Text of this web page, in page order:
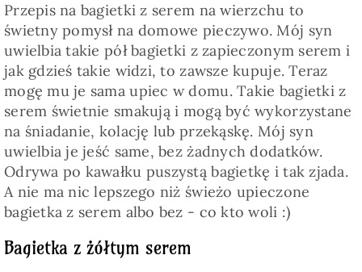
Przepis na bagietki z serem na wierzchu to
świetny pomysł na domowe pieczywo. Mój syn
uwielbia takie pół bagietki z zapieczonym serem i
jak gdzieś takie widzi, to zawsze kupuje. Teraz
mogę mu je sama upiec w domu. Takie bagietki z
serem świetnie smakują i mogą być wykorzystane
na śniadanie, kolację lub przekąskę. Mój syn
uwielbia je jeść same, bez żadnych dodatków.
Odrywa po kawałku puszystą bagietkę i tak zjada.
A nie ma nic lepszego niż świeżo upieczone
bagietka z serem albo bez - co kto woli :)
Bagietka z żółtym serem